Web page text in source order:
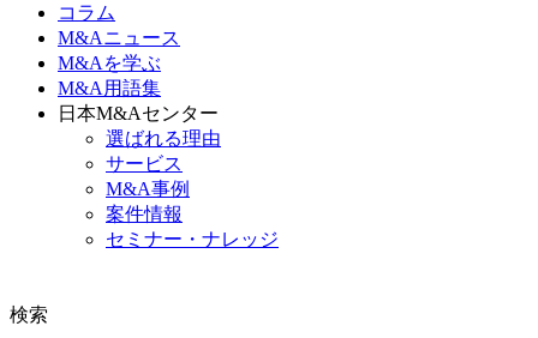
コラム
M&Aニュース
M&Aを学ぶ
M&A用語集
日本M&Aセンター
選ばれる理由
サービス
M&A事例
案件情報
セミナー・ナレッジ
検索